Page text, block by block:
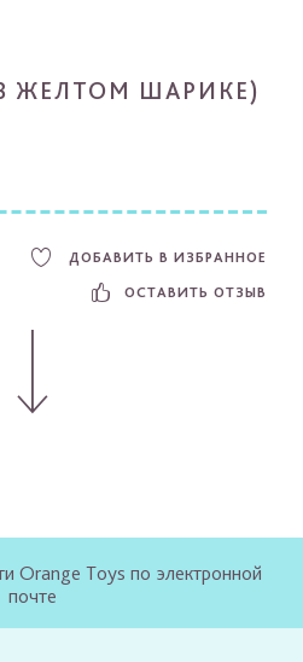
ШАРИКЕ)
ДОБАВИТЬ В ИЗБРАННОЕ
ОСТАВИТЬ ОТЗЫВ
Orange Toys по электронной
почте